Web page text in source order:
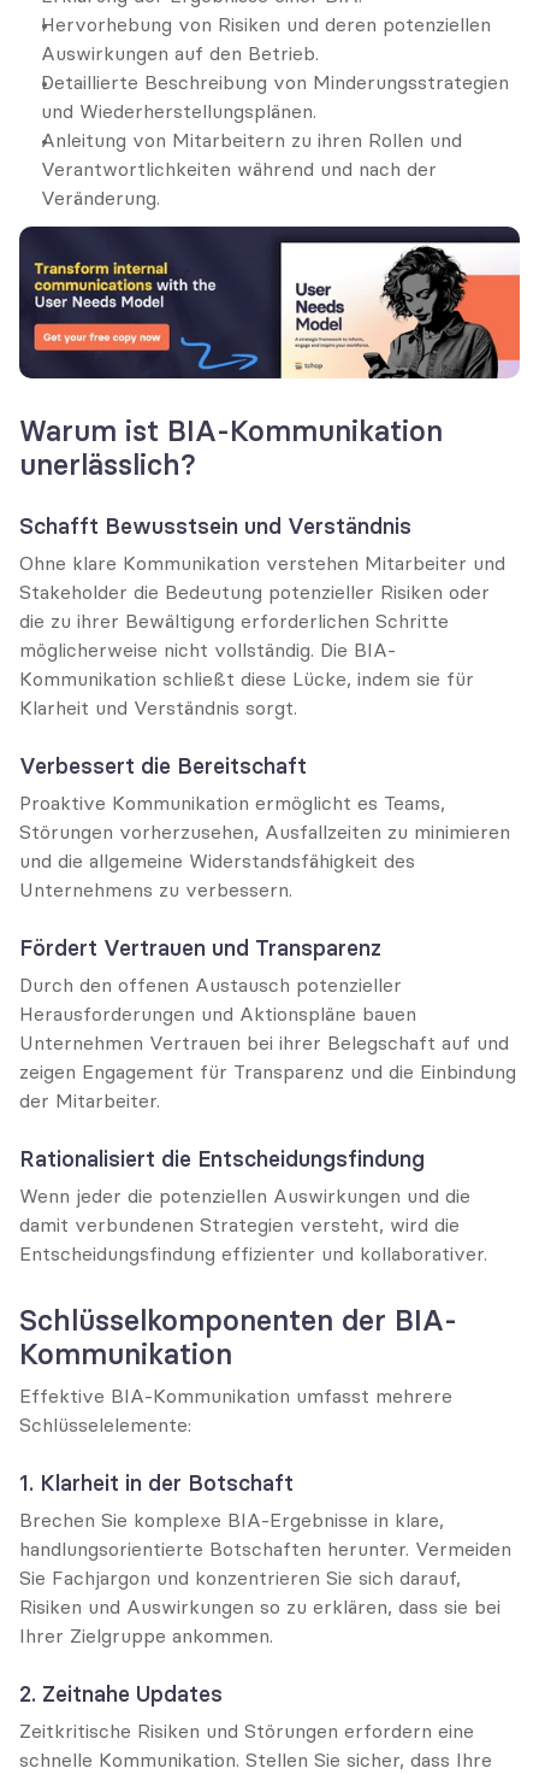
Hervorhebung von Risiken und deren potenziellen
Auswirkungen auf den Betrieb.
Detaillierte Beschreibung von Minderungsstrategien
und Wiederherstellungsplänen.
Anleitung von Mitarbeitern zu ihren Rollen und
Verantwortlichkeiten während und nach der
Veränderung.
Warum ist BIA-Kommunikation
unerlässlich?
Schafft Bewusstsein und Verständnis
Ohne klare Kommunikation verstehen Mitarbeiter und
Stakeholder die Bedeutung potenzieller Risiken oder
die zu ihrer Bewältigung erforderlichen Schritte
möglicherweise nicht vollständig. Die BIA-
Kommunikation schließt diese Lücke, indem sie für
Klarheit und Verständnis sorgt.
Verbessert die Bereitschaft
Proaktive Kommunikation ermöglicht es Teams,
Störungen vorherzusehen, Ausfallzeiten zu minimieren
und die allgemeine Widerstandsfähigkeit des
Unternehmens zu verbessern.
Fördert Vertrauen und Transparenz
Durch den offenen Austausch potenzieller
Herausforderungen und Aktionspläne bauen
Unternehmen Vertrauen bei ihrer Belegschaft auf und
zeigen Engagement für Transparenz und die Einbindung
der Mitarbeiter.
Rationalisiert die Entscheidungsfindung
Wenn jeder die potenziellen Auswirkungen und die
damit verbundenen Strategien versteht, wird die
Entscheidungsfindung effizienter und kollaborativer.
Schlüsselkomponenten der BIA-
Kommunikation
Effektive BIA-Kommunikation umfasst mehrere
Schlüsselelemente:
1. Klarheit in der Botschaft
Brechen Sie komplexe BIA-Ergebnisse in klare,
handlungsorientierte Botschaften herunter. Vermeiden
Sie Fachjargon und konzentrieren Sie sich darauf,
Risiken und Auswirkungen so zu erklären, dass sie bei
Ihrer Zielgruppe ankommen.
2. Zeitnahe Updates
Zeitkritische Risiken und Störungen erfordern eine
schnelle Kommunikation. Stellen Sie sicher, dass Ihre